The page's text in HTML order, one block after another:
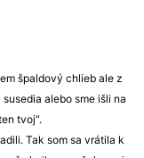
špaldový chlieb ale z
alebo sme išli na
tvoj“.
Tak som sa vrátila k